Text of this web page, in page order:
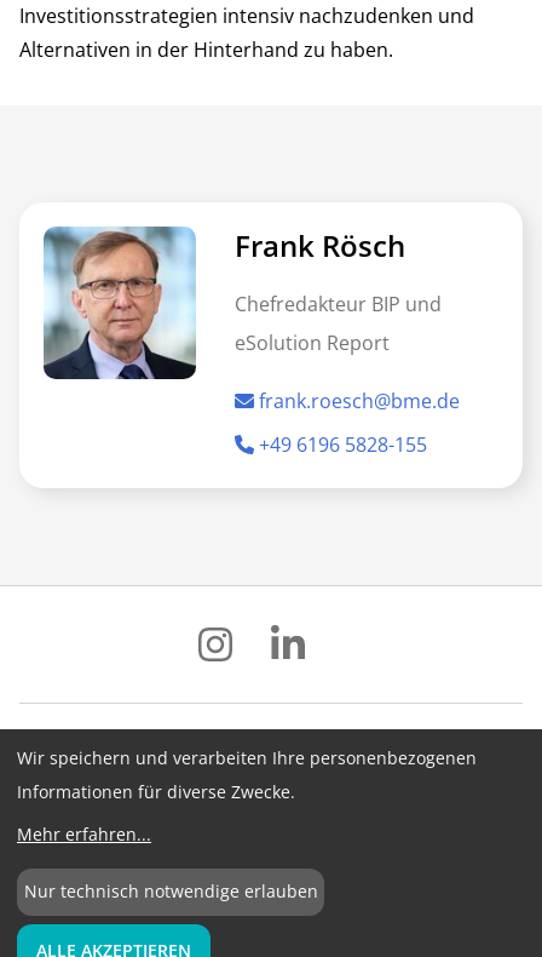
Investitionsstrategien intensiv nachzudenken und
Alternativen in der Hinterhand zu haben.
Frank Rösch
Chefredakteur BIP und
eSolution Report
frank.roesch@bme.de
+49 6196 5828-155
Impressum Datenschutz
AGB
Hinweisgebersystem
Newsletter
Cookie-Konfiguration
©2026BME e.V.
Wir speichern und verarbeiten Ihre personenbezogenen
Informationen für diverse Zwecke.
Mehr erfahren...
Nur technisch notwendige erlauben
ALLE AKZEPTIEREN